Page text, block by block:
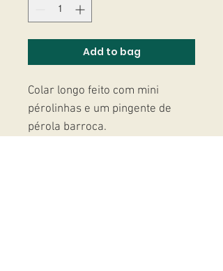
Add to bag
Colar longo feito com mini
pérolinhas e um pingente de
pérola barroca.